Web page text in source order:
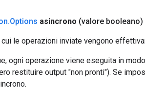
.Options asincrono (valore booleano)
le operazioni inviate vengono
ogni operazione viene eseguita in
restituire output "non pronti"). Se